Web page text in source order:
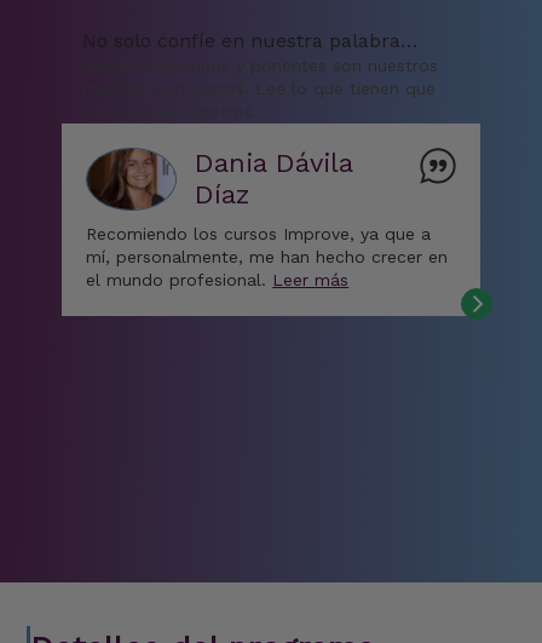
No solo confíe en nuestra palabra…
Nuestros alumnos y ponentes son nuestros
mejores portavoces. Lee lo que tienen que
decir sobre nosotros.
Dania Dávila
Díaz
Recomiendo los cursos Improve, ya que a
mí, personalmente, me han hecho crecer en
el mundo profesional. Leer más